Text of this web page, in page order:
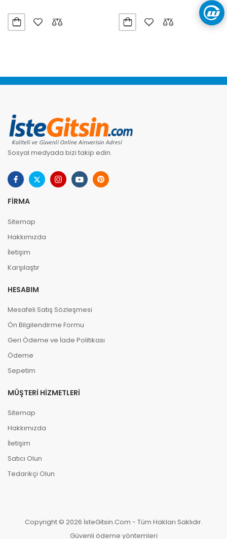
Sosyal medyada bizi takip edin.
FIRMA
Sitemap
Hakkımızda
İletişim
Karşılaştır
HESABIM
Mesafeli Satış Sözleşmesi
Ön Bilgilendirme Formu
Geri Ödeme ve İade Politikası
Ödeme
Sepetim
MÜŞTERI HIZMETLERI
Sitemap
Hakkımızda
İletişim
Satıcı Olun
Tedarikçi Olun
Copyright © 2026 İsteGitsin.Com - Tüm Hakları Saklıdır.
Güvenli ödeme yöntemleri